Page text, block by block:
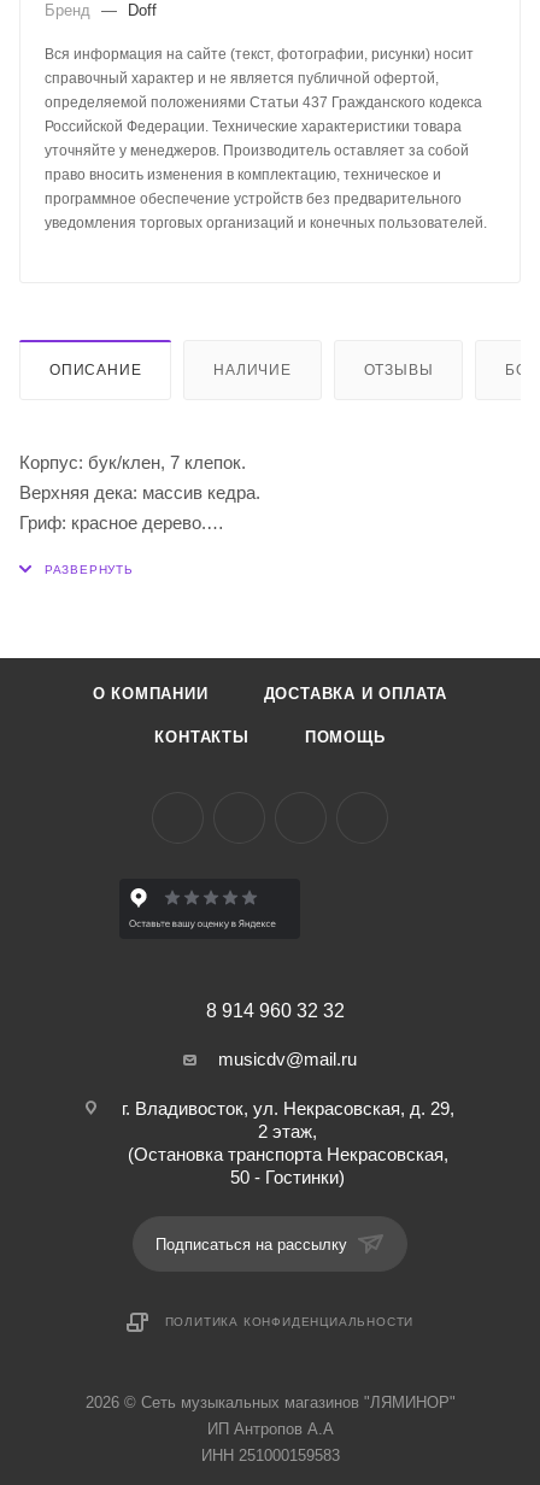
Бренд — Doff
Вся информация на сайте (текст, фотографии, рисунки) носит
справочный характер и не является публичной офертой,
определяемой положениями Статьи 437 Гражданского кодекса
Российской Федерации. Технические характеристики товара
уточняйте у менеджеров. Производитель оставляет за собой
право вносить изменения в комплектацию, техническое и
программное обеспечение устройств без предварительного
уведомления торговых организаций и конечных пользователей.
ОПИСАНИЕ НАЛИЧИЕ ОТЗЫВЫ
Корпус: бук/клен, 7 клепок.
Верхняя дека: массив кедра.
Гриф: красное дерево.
Лаковое покрытие: матовое.
О КОМПАНИИ ДОСТАВКА И ОПЛАТА
КОНТАКТЫ ПОМОЩЬ
8 914 960 32 32
musicdv@mail.ru
г. Владивосток, ул. Некрасовская, д. 29,
2 этаж,
(Остановка транспорта Некрасовская,
50 - Гостинки)
Подписаться на рассылку
ПОЛИТИКА КОНФИДЕНЦИАЛЬНОСТИ
2026 © Cеть музыкальных магазинов "ЛЯМИНОР"
ИП Антропов А.А
ИНН 251000159583